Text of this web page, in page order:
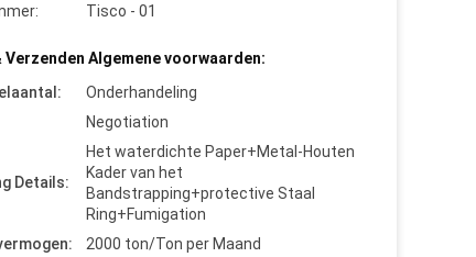
Tisco - 01
Verzenden Algemene voorwaarden:
Onderhandeling
Negotiation
Details:
Het waterdichte Paper+Metal-Houten
Kader van het
Bandstrapping+protective Staal
Ring+Fumigation
2000 ton/Ton per Maand